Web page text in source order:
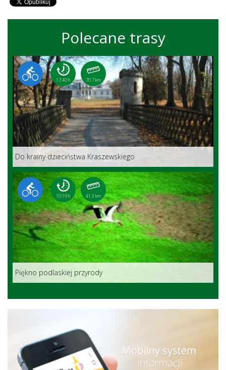
Polecane trasy
17:40 h 70.7 km
Do krainy dzieciństwa Kraszewskiego
10:19 h 41.3 km
Piękno podlaskiej przyrody